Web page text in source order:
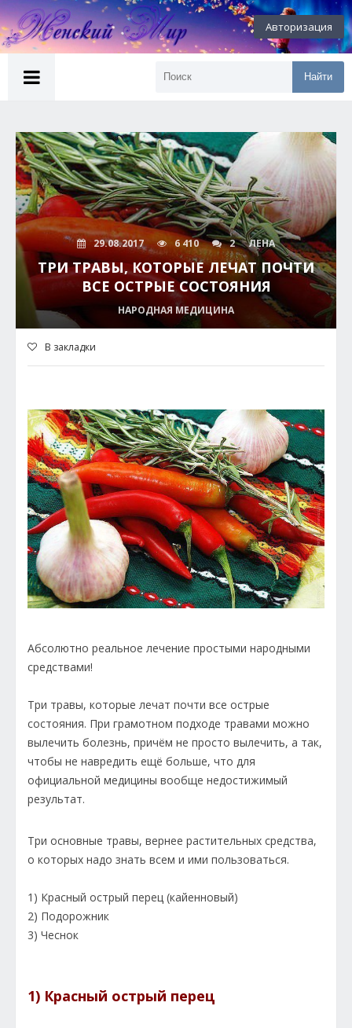
Авторизация
Найти
29.08.2017 6 410 2 ЛЕНА
ТРИ ТРАВЫ, КОТОРЫЕ ЛЕЧАТ ПОЧТИ
ВСЕ ОСТРЫЕ СОСТОЯНИЯ
НАРОДНАЯ МЕДИЦИНА
В закладки
Абсолютно реальное лечение простыми народными
средствами!
Три травы, которые лечат почти все острые
состояния. При грамотном подходе травами можно
вылечить болезнь, причём не просто вылечить, а так,
чтобы не навредить ещё больше, что для
официальной медицины вообще недостижимый
результат.
Три основные травы, вернее растительных средства,
о которых надо знать всем и ими пользоваться.
1) Красный острый перец (кайенновый)
2) Подорожник
3) Чеснок
1) Красный острый перец